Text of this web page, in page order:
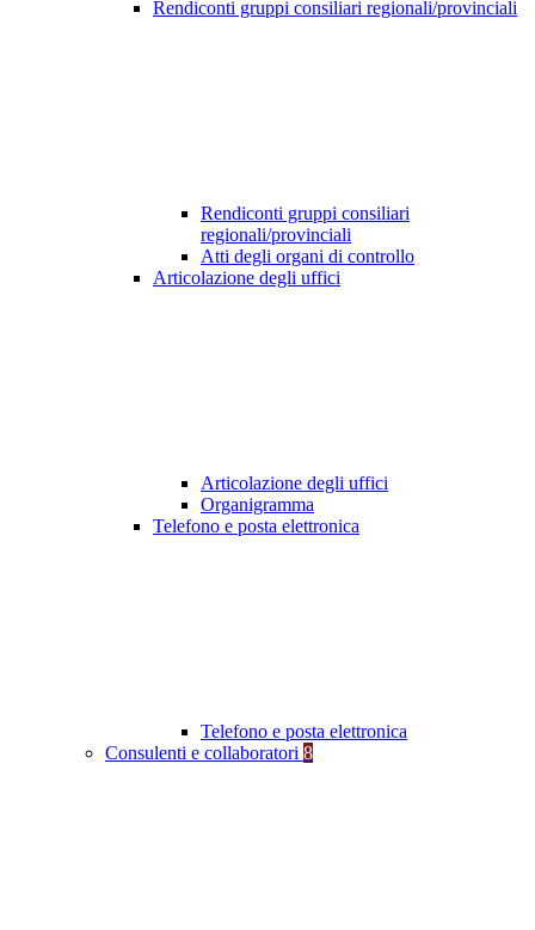
Rendiconti gruppi consiliari regionali/provinciali
Rendiconti gruppi consiliari
regionali/provinciali
Atti degli organi di controllo
Articolazione degli uffici
Articolazione degli uffici
Organigramma
Telefono e posta elettronica
Telefono e posta elettronica
Consulenti e collaboratori 8